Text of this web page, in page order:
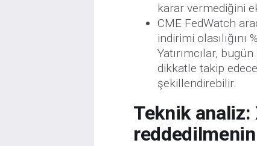
karar vermediğini
CME FedWatch
indirimi
Yatırımcılar,
dikkatle takip
şekillendirebilir.
Teknik analiz:
reddedilmenin